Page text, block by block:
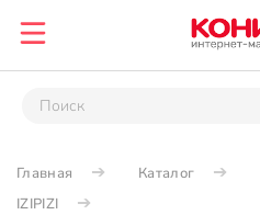
Главная Каталог
IZIPIZI